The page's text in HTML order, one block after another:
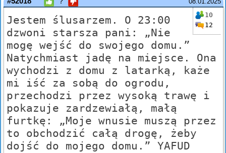
10
12
Jestem ślusarzem. O 23:00
dzwoni starsza pani: „Nie
mogę wejść do swojego domu.”
Natychmiast jadę na miejsce. Ona
wychodzi z domu z latarką, każe
mi iść za sobą do ogrodu,
przechodzi przez wysoką trawę i
pokazuje zardzewiałą, małą
furtkę: „Moje wnusie muszą przez
to obchodzić całą drogę, żeby
dojść do mojego domu.” YAFUD